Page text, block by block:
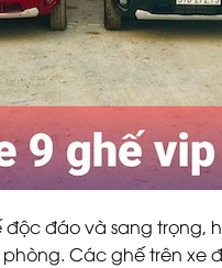
độc đáo và sang
Các ghế trên